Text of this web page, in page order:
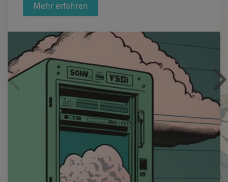
Mehr erfahren